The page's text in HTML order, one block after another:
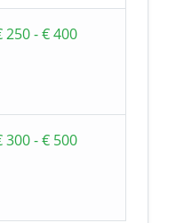
250 - € 400
300 - € 500